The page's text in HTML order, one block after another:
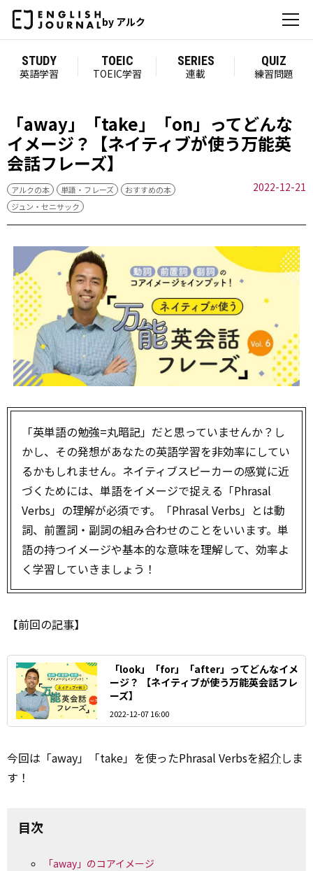
by アルク
STUDY
英語学習
TOEIC
TOEIC学習
SERIES
連載
QUIZ
練習問題
「away」「take」「on」ってどんな
イメージ？【ネイティブが使う万能英
会話フレーズ】
アルクの本 単語・フレーズ
おすすめの本
ジュン・セニサック
2022-12-21
「英単語の勉強=丸暗記」だと思っていませんか？し
かし、その発想があなたの英語学習を非効率にしてい
るかもしれません。ネイティブスピーカーの感覚に近
づくためには、単語をイメージで捉える「Phrasal
Verbs」の理解が必須です。「Phrasal Verbs」とは動
詞、前置詞・副詞の組み合わせのことをいいます。単
語の持つイメージや基本的な意味を理解して、効率よ
く学習していきましょう！
【前回の記事】
「look」「for」「after」ってどんなイメ
ージ？ 【ネイティブが使う万能英会話フレ
ーズ】
2022-12-07 16:00
今回は「away」「take」を使ったPhrasal Verbsを紹介しま
す！
目次
「away」のコアイメージ